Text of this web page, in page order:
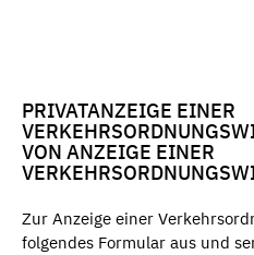
PRIVATANZEIGE EINER
VON ANZEIGE EINER
Zur Anzeige einer
folgendes Formular aus und